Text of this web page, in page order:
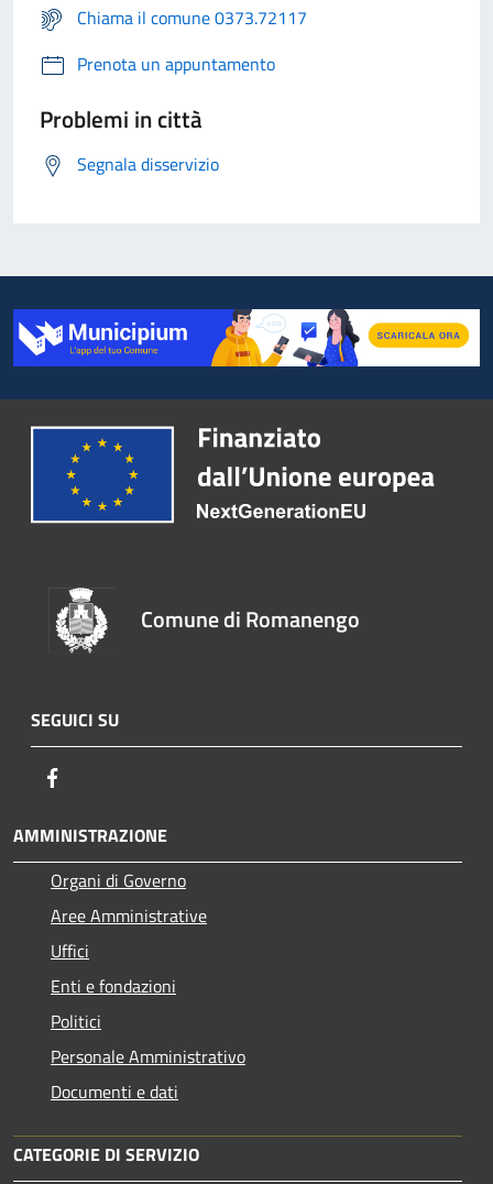
Chiama il comune 0373.72117
Prenota un appuntamento
Problemi in città
Segnala disservizio
Comune di Romanengo
SEGUICI SU
AMMINISTRAZIONE
Organi di Governo
Aree Amministrative
Uffici
Enti e fondazioni
Politici
Personale Amministrativo
Documenti e dati
CATEGORIE DI SERVIZIO